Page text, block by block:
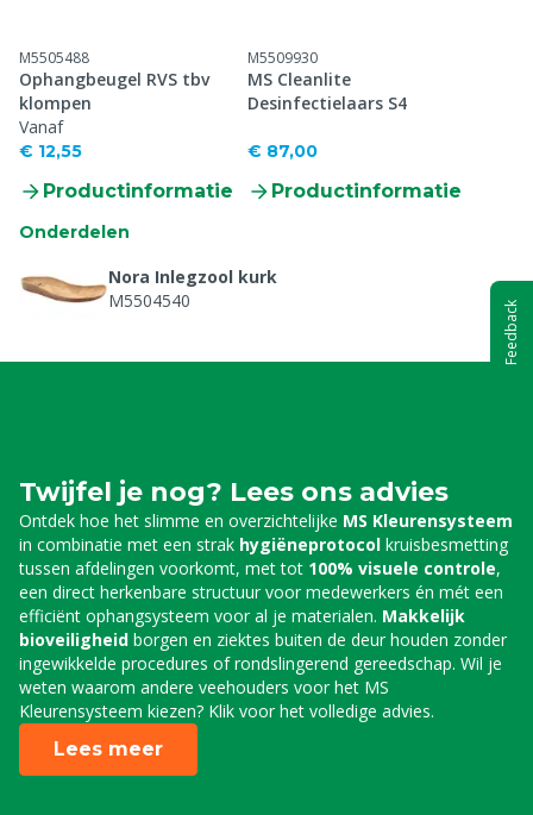
M5505488
Ophangbeugel RVS tbv
klompen
Vanaf
€ 12,55
Productinformatie
M5509930
MS Cleanlite
Desinfectielaars S4
€ 87,00
Productinformatie
Onderdelen
Nora Inlegzool kurk
M5504540
Twijfel je nog? Lees ons advies
Ontdek hoe het slimme en overzichtelijke MS Kleurensysteem
in combinatie met een strak hygiëneprotocol kruisbesmetting
tussen afdelingen voorkomt, met tot 100% visuele controle,
een direct herkenbare structuur voor medewerkers én mét een
efficiënt ophangsysteem voor al je materialen. Makkelijk
bioveiligheid borgen en ziektes buiten de deur houden zonder
ingewikkelde procedures of rondslingerend gereedschap. Wil je
weten waarom andere veehouders voor het MS
Kleurensysteem kiezen? Klik voor het volledige advies.
Lees meer
Feedback